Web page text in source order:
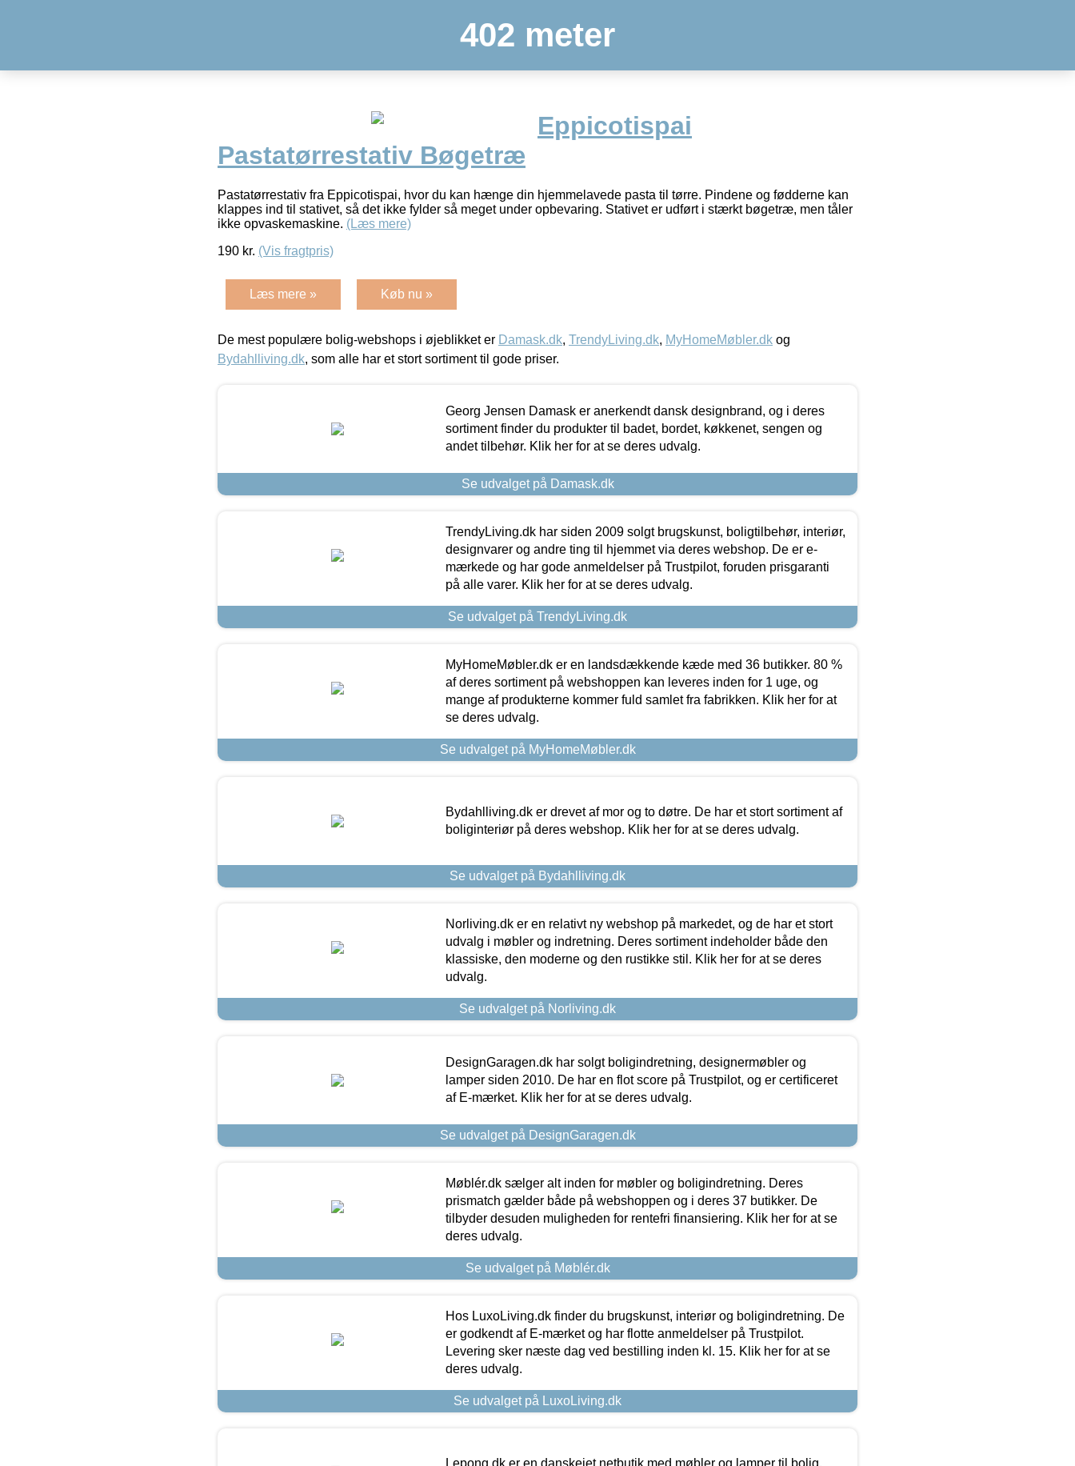
402 meter
Eppicotispai
Pastatørrestativ Bøgetræ
Pastatørrestativ fra Eppicotispai, hvor du kan hænge din hjemmelavede pasta til tørre. Pindene og fødderne kan
klappes ind til stativet, så det ikke fylder så meget under opbevaring. Stativet er udført i stærkt bøgetræ, men tåler
ikke opvaskemaskine. (Læs mere)
190 kr. (Vis fragtpris)
Læs mere » Køb nu »
De mest populære bolig-webshops i øjeblikket er Damask.dk, TrendyLiving.dk, MyHomeMøbler.dk og
Bydahlliving.dk, som alle har et stort sortiment til gode priser.
Georg Jensen Damask er anerkendt dansk designbrand, og i deres
sortiment finder du produkter til badet, bordet, køkkenet, sengen og
andet tilbehør. Klik her for at se deres udvalg.
Se udvalget på Damask.dk
TrendyLiving.dk har siden 2009 solgt brugskunst, boligtilbehør, interiør,
designvarer og andre ting til hjemmet via deres webshop. De er e-
mærkede og har gode anmeldelser på Trustpilot, foruden prisgaranti
på alle varer. Klik her for at se deres udvalg.
Se udvalget på TrendyLiving.dk
MyHomeMøbler.dk er en landsdækkende kæde med 36 butikker. 80 %
af deres sortiment på webshoppen kan leveres inden for 1 uge, og
mange af produkterne kommer fuld samlet fra fabrikken. Klik her for at
se deres udvalg.
Se udvalget på MyHomeMøbler.dk
Bydahlliving.dk er drevet af mor og to døtre. De har et stort sortiment af
boliginteriør på deres webshop. Klik her for at se deres udvalg.
Se udvalget på Bydahlliving.dk
Norliving.dk er en relativt ny webshop på markedet, og de har et stort
udvalg i møbler og indretning. Deres sortiment indeholder både den
klassiske, den moderne og den rustikke stil. Klik her for at se deres
udvalg.
Se udvalget på Norliving.dk
DesignGaragen.dk har solgt boligindretning, designermøbler og
lamper siden 2010. De har en flot score på Trustpilot, og er certificeret
af E-mærket. Klik her for at se deres udvalg.
Se udvalget på DesignGaragen.dk
Møblér.dk sælger alt inden for møbler og boligindretning. Deres
prismatch gælder både på webshoppen og i deres 37 butikker. De
tilbyder desuden muligheden for rentefri finansiering. Klik her for at se
deres udvalg.
Se udvalget på Møblér.dk
Hos LuxoLiving.dk finder du brugskunst, interiør og boligindretning. De
er godkendt af E-mærket og har flotte anmeldelser på Trustpilot.
Levering sker næste dag ved bestilling inden kl. 15. Klik her for at se
deres udvalg.
Se udvalget på LuxoLiving.dk
Lepong.dk er en danskejet netbutik med møbler og lamper til bolig,